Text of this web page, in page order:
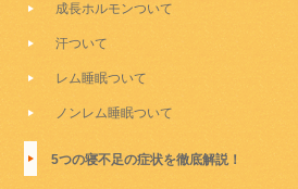
成長ホルモンついて
汗ついて
レム睡眠ついて
ノンレム睡眠ついて
5つの寝不足の症状を徹底解説！